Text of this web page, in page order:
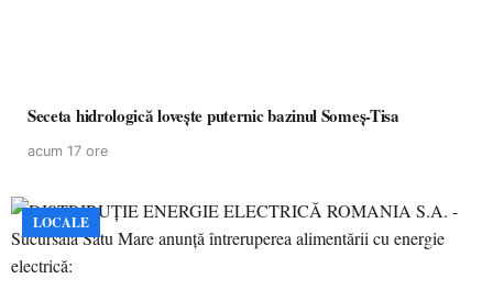
Seceta hidrologică lovește puternic bazinul Someș-Tisa
acum 17 ore
LOCALE